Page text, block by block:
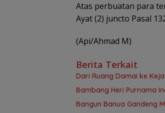
Atas perbuatan para
Ayat (2) juncto Pasal
(Api/Ahmad M)
Berita Terkait
Dari Ruang Damai ke
Bambang Heri Purnama
Bangun Banua Gandeng